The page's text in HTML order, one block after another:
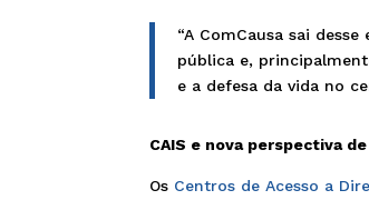
“A ComCausa sai
pública e,
e a defesa da vida no
CAIS e nova perspectiva
Os Centros de Acesso a